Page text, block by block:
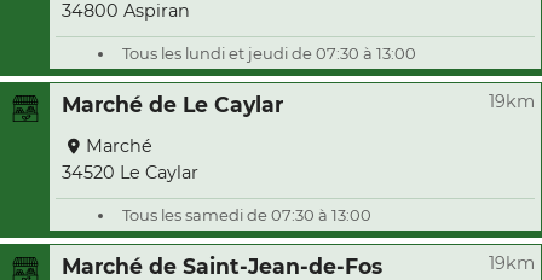
34800 Aspiran
Tous les lundi et jeudi de 07:30 à 13:00
Marché de Le Caylar 19km
Marché
34520 Le Caylar
Tous les samedi de 07:30 à 13:00
Marché de Saint-Jean-de-Fos 19km